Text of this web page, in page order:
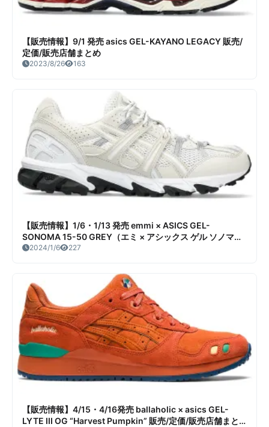
【販売情報】9/1 発売 asics GEL-KAYANO LEGACY 販売/
定価/販売店舗まとめ
2023/8/26 163
【販売情報】1/6・1/13 発売 emmi × ASICS GEL-
SONOMA 15-50 GREY（エミ × アシックス ゲル ソノマ
15-50 グレー） 販売/定価/店舗まとめ
2024/1/6 227
【販売情報】4/15・4/16発売 ballaholic × asics GEL-
LYTE III OG “Harvest Pumpkin” 販売/定価/販売店舗まと